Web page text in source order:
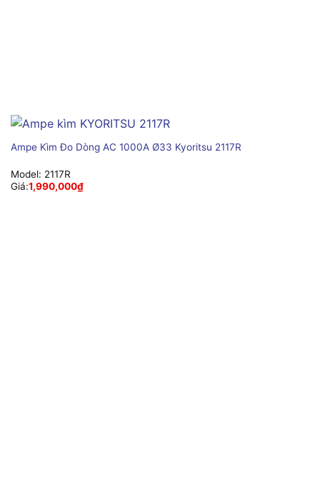
Ampe Kìm Đo Dòng AC 1000A Ø33 Kyoritsu 2117R
Model: 2117R
Giá:1,990,000₫